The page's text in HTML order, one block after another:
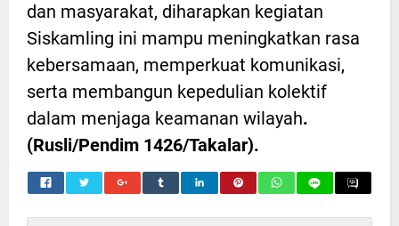
dan masyarakat, diharapkan kegiatan
Siskamling ini mampu meningkatkan rasa
kebersamaan, memperkuat komunikasi,
serta membangun kepedulian kolektif
dalam menjaga keamanan wilayah.
(Rusli/Pendim 1426/Takalar).